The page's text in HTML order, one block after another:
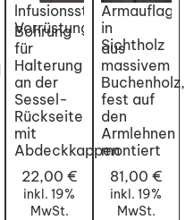
lnfusionsständer
Vorrüstung
Bohrung
für
Halterung
an der
Sessel-
Rückseite
mit
Abdeckkappen
22,00 €
inkl. 19%
MwSt.
Armauflagen
in
Sichtholz
aus
massivem
Buchenholz,
fest auf
den
Armlehnen
montiert
81,00 €
inkl. 19%
MwSt.